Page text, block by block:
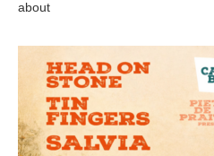
about